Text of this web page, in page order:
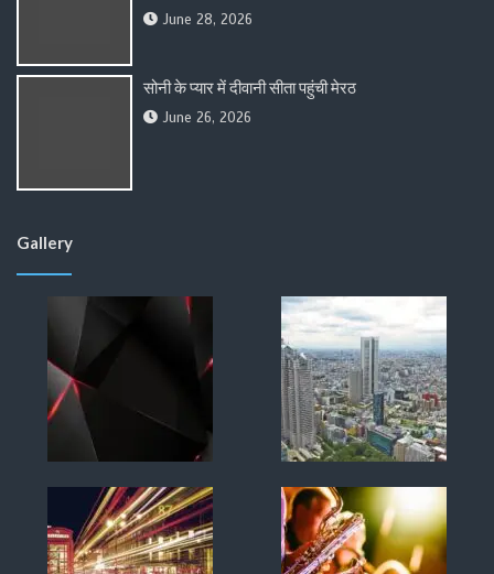
June 28, 2026
सोनी के प्यार में दीवानी सीता पहुंची मेरठ
June 26, 2026
Gallery